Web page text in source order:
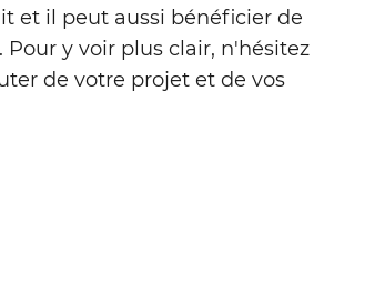
et il peut aussi bénéficier de
y voir plus clair, n'hésitez
de votre projet et de vos